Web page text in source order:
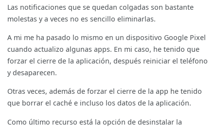
Las notificaciones que se quedan colgadas son bastante
molestas y a veces no es sencillo eliminarlas.
A mi me ha pasado lo mismo en un dispositivo Google Pixel
cuando actualizo algunas apps. En mi caso, he tenido que
forzar el cierre de la aplicación, después reiniciar el teléfono
y desaparecen.
Otras veces, además de forzar el cierre de la app he tenido
que borrar el caché e incluso los datos de la aplicación.
Como último recurso está la opción de desinstalar la